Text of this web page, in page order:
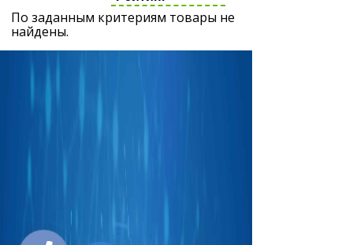
По заданным критериям товары не
найдены.